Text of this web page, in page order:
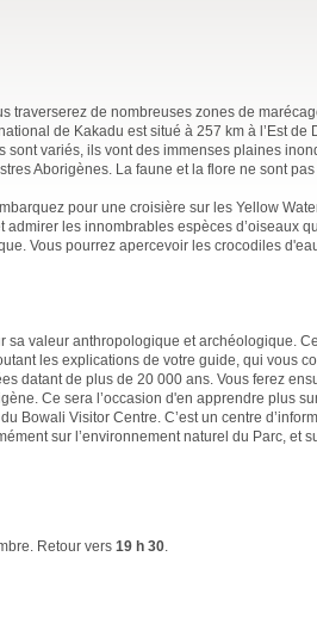
traverserez de nombreuses zones de
de Kakadu est situé à 257 km à l’Est de
variés, ils vont des immenses plaines
Aborigènes. La faune et la flore ne sont
pour une croisière sur les Yellow
les innombrables espèces d’oiseaux
Vous pourrez apercevoir les crocodiles
valeur anthropologique et archéologique.
les explications de votre guide, qui vous
datant de plus de 20 000 ans. Vous ferez
Ce sera l’occasion d'en apprendre plus
Bowali Visitor Centre. C’est un centre
sur l’environnement naturel du Parc, et
. Retour vers 19 h 30.